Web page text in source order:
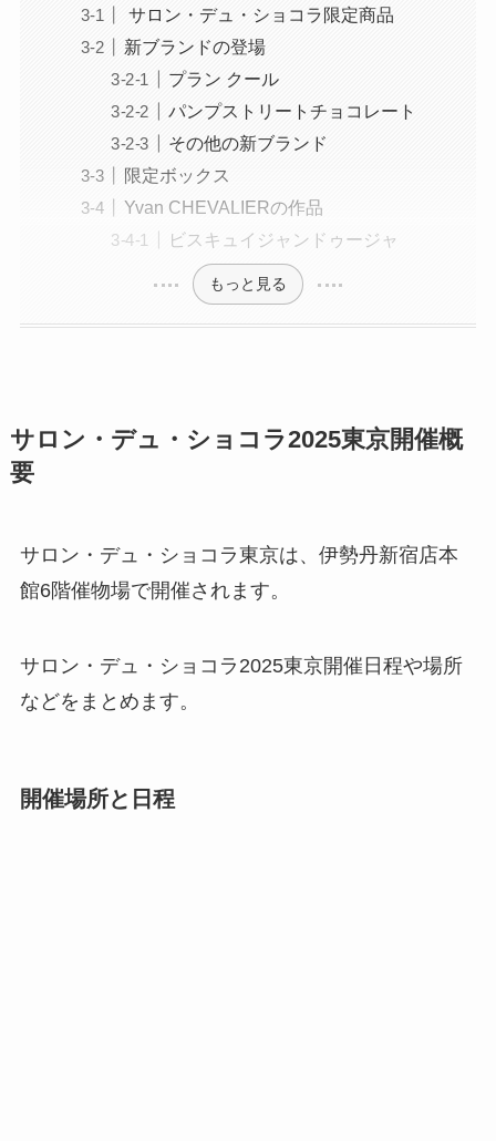
サロン・デュ・ショコラ限定商品
新ブランドの登場
プラン クール
パンプストリートチョコレート
その他の新ブランド
限定ボックス
Yvan CHEVALIERの作品
ビスキュイジャンドゥージャ
もっと見る
サロン・デュ・ショコラ2025東京開催概
要
サロン・デュ・ショコラ東京は、伊勢丹新宿店本
館6階催物場で開催されます。
サロン・デュ・ショコラ2025東京開催日程や場所
などをまとめます。
開催場所と日程